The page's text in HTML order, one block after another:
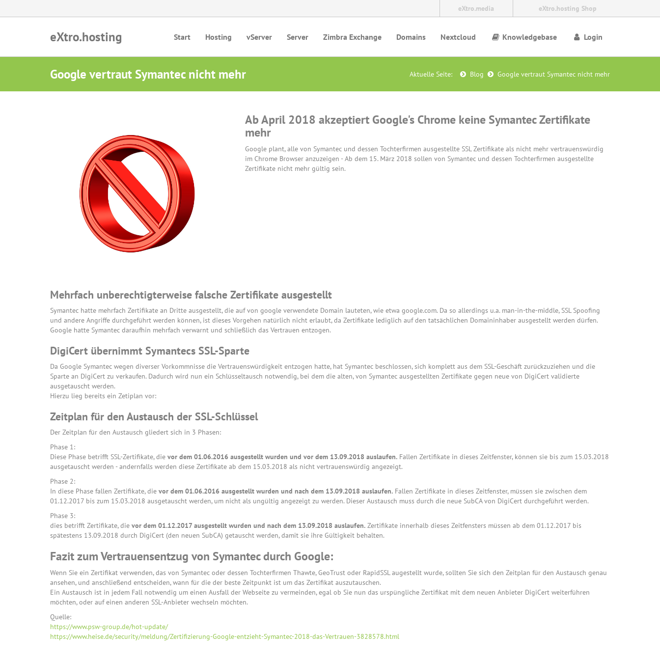
eXtro.media eXtro.hosting Shop
eXtro.hosting Start Hosting vServer Server Zimbra Exchange Domains Nextcloud Knowledgebase Login
Google vertraut Symantec nicht mehr Aktuelle Seite: Blog Google vertraut Symantec nicht mehr
Ab April 2018 akzeptiert Google's Chrome keine Symantec Zertifikate
mehr
Google plant, alle von Symantec und dessen Tochterfirmen ausgestellte SSL Zertifikate als nicht mehr vertrauenswürdig
im Chrome Browser anzuzeigen - Ab dem 15. März 2018 sollen von Symantec und dessen Tochterfirmen ausgestellte
Zertifikate nicht mehr gültig sein.
Mehrfach unberechtigterweise falsche Zertifikate ausgestellt
Symantec hatte mehrfach Zertifikate an Dritte ausgestellt, die auf von google verwendete Domain lauteten, wie etwa google.com. Da so allerdings u.a. man-in-the-middle, SSL Spoofing
und andere Angriffe durchgeführt werden können, ist dieses Vorgehen natürlich nicht erlaubt, da Zertifikate lediglich auf den tatsächlichen Domaininhaber ausgestellt werden dürfen.
Google hatte Symantec daraufhin mehrfach verwarnt und schließlich das Vertrauen entzogen.
DigiCert übernimmt Symantecs SSL-Sparte
Da Google Symantec wegen diverser Vorkommnisse die Vertrauenswürdigkeit entzogen hatte, hat Symantec beschlossen, sich komplett aus dem SSL-Geschäft zurückzuziehen und die
Sparte an DigiCert zu verkaufen. Dadurch wird nun ein Schlüsseltausch notwendig, bei dem die alten, von Symantec ausgestellten Zertifikate gegen neue von DigiCert validierte
ausgetauscht werden.
Hierzu lieg bereits ein Zetiplan vor:
Zeitplan für den Austausch der SSL-Schlüssel
Der Zeitplan für den Austausch gliedert sich in 3 Phasen:
Phase 1:
Diese Phase betrifft SSL-Zertifikate, die vor dem 01.06.2016 ausgestellt wurden und vor dem 13.09.2018 auslaufen. Fallen Zertifikate in dieses Zeitfenster, können sie bis zum 15.03.2018
ausgetauscht werden - andernfalls werden diese Zertifikate ab dem 15.03.2018 als nicht vertrauenswürdig angezeigt.
Phase 2:
In diese Phase fallen Zertifikate, die vor dem 01.06.2016 ausgestellt wurden und nach dem 13.09.2018 auslaufen. Fallen Zertifikate in dieses Zeitfenster, müssen sie zwischen dem
01.12.2017 bis zum 15.03.2018 ausgetauscht werden, um nicht als ungültig angezeigt zu werden. Dieser Austausch muss durch die neue SubCA von DigiCert durchgeführt werden.
Phase 3:
dies betrifft Zertifikate, die vor dem 01.12.2017 ausgestellt wurden und nach dem 13.09.2018 auslaufen. Zertifikate innerhalb dieses Zeitfensters müssen ab dem 01.12.2017 bis
spätestens 13.09.2018 durch DigiCert (den neuen SubCA) getauscht werden, damit sie ihre Gültigkeit behalten.
Fazit zum Vertrauensentzug von Symantec durch Google:
Wenn Sie ein Zertifikat verwenden, das von Symantec oder dessen Tochterfirmen Thawte, GeoTrust oder RapidSSL augestellt wurde, sollten Sie sich den Zeitplan für den Austausch genau
ansehen, und anschließend entscheiden, wann für die der beste Zeitpunkt ist um das Zertifikat auszutauschen.
Ein Austausch ist in jedem Fall notwendig um einen Ausfall der Webseite zu vermeinden, egal ob Sie nun das urspüngliche Zertifikat mit dem neuen Anbieter DigiCert weiterführen
möchten, oder auf einen anderen SSL-Anbieter wechseln möchten.
Quelle:
https://www.psw-group.de/hot-update/
https://www.heise.de/security/meldung/Zertifizierung-Google-entzieht-Symantec-2018-das-Vertrauen-3828578.html